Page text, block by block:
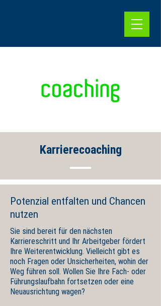
Karrierecoaching
Potenzial entfalten und Chancen
nutzen
Sie sind bereit für den nächsten
Karriereschritt und Ihr Arbeitgeber fördert
Ihre Weiterentwicklung. Vielleicht gibt es
noch Fragen oder Unsicherheiten, wohin der
Weg führen soll. Wollen Sie Ihre Fach- oder
Führungslaufbahn fortsetzen oder eine
Neuausrichtung wagen?